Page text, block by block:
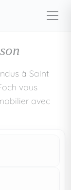
à Saint
vous
avec